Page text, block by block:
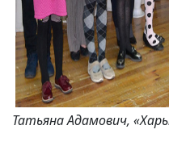
Татьяна Адамович,